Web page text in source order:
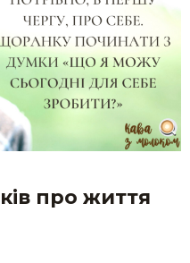
про життя